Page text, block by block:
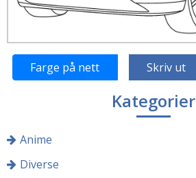
Farge på nett Skriv ut
Kategorier
Anime
Diverse